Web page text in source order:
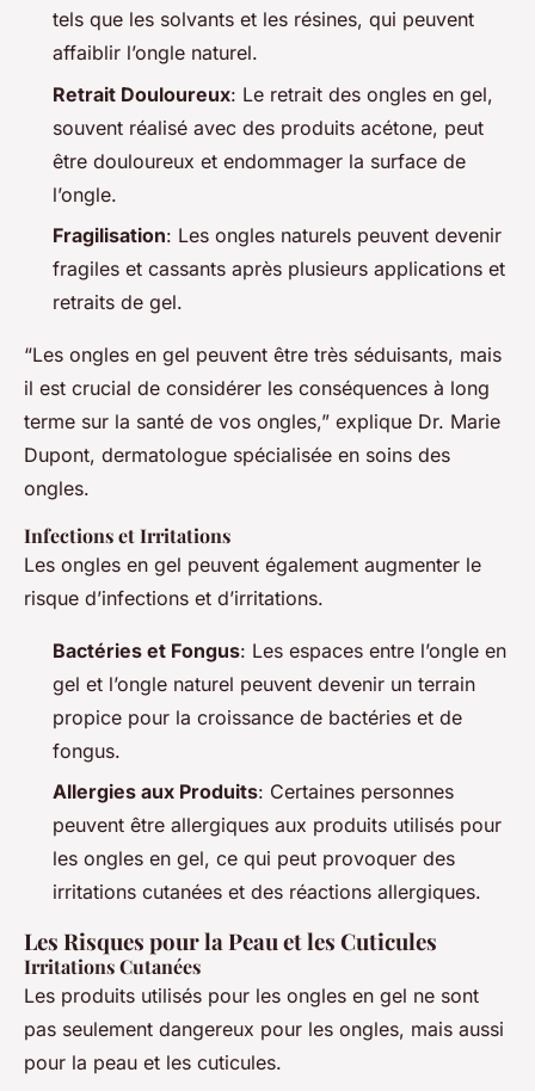
tels que les solvants et les résines, qui peuvent
affaiblir l’ongle naturel.
Retrait Douloureux: Le retrait des ongles en gel,
souvent réalisé avec des produits acétone, peut
être douloureux et endommager la surface de
l’ongle.
Fragilisation: Les ongles naturels peuvent devenir
fragiles et cassants après plusieurs applications et
retraits de gel.
“Les ongles en gel peuvent être très séduisants, mais
il est crucial de considérer les conséquences à long
terme sur la santé de vos ongles,” explique Dr. Marie
Dupont, dermatologue spécialisée en soins des
ongles.
Infections et Irritations
Les ongles en gel peuvent également augmenter le
risque d’infections et d’irritations.
Bactéries et Fongus: Les espaces entre l’ongle en
gel et l’ongle naturel peuvent devenir un terrain
propice pour la croissance de bactéries et de
fongus.
Allergies aux Produits: Certaines personnes
peuvent être allergiques aux produits utilisés pour
les ongles en gel, ce qui peut provoquer des
irritations cutanées et des réactions allergiques.
Les Risques pour la Peau et les Cuticules
Irritations Cutanées
Les produits utilisés pour les ongles en gel ne sont
pas seulement dangereux pour les ongles, mais aussi
pour la peau et les cuticules.